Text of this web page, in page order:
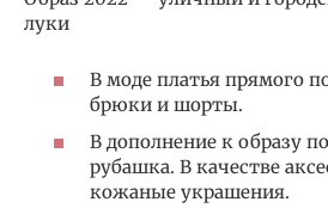
луки
В моде платья прямого
брюки и шорты.
В дополнение к образу
рубашка. В качестве
кожаные украшения.